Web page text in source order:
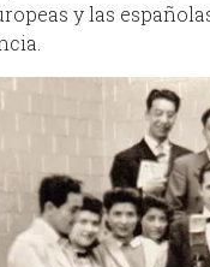
y las